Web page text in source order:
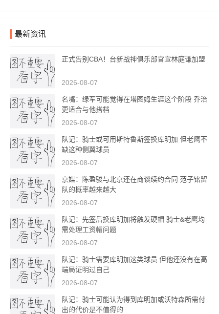
最新资讯
正式告别CBA！台新战神俱乐部官宣林庭谦加盟
2026-08-07
名嘴：绿军可能觉得在塔图姆生涯这个阶段 乔治
更适合与他搭档
2026-08-07
队记：骑士或可用斯特鲁斯签换库明加 但老鹰不
缺这种侧翼球员
2026-08-07
京媒：陈盈骏与北京还在商谈续约合同 范子铭留
队的概率越来越大
2026-08-07
队记：先签后换库明加将触发硬帽 骑士&老鹰均
需处理工资帽问题
2026-08-07
队记：骑士需要库明加这类球员 但他还没有在高
端局证明过自己
2026-08-07
队记：骑士可能认为得到库明加或沃特森所需付
出的代价是不值得的